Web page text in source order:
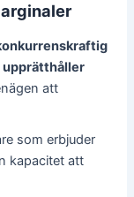
upprätthåller
att
som erbjuder
kapacitet att